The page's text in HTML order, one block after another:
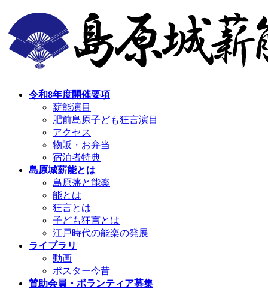
ン
テ
ン
ビ
ゲ
ー
令和8年度開催要項
薪能演目
肥前島原子ども狂言演目
アクセス
物販・お弁当
宿泊者特典
島原城薪能とは
島原藩と能楽
能とは
狂言とは
子ども狂言とは
江戸時代の能楽の発展
ライブラリ
動画
ポスター今昔
賛助会員・ボランティア募集